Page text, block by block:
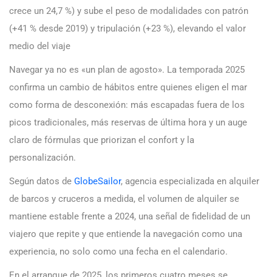
crece un 24,7 %) y sube el peso de modalidades con patrón
(+41 % desde 2019) y tripulación (+23 %), elevando el valor
medio del viaje
Navegar ya no es «un plan de agosto». La temporada 2025
confirma un cambio de hábitos entre quienes eligen el mar
como forma de desconexión: más escapadas fuera de los
picos tradicionales, más reservas de última hora y un auge
claro de fórmulas que priorizan el confort y la
personalización.
Según datos de GlobeSailor, agencia especializada en alquiler
de barcos y cruceros a medida, el volumen de alquiler se
mantiene estable frente a 2024, una señal de fidelidad de un
viajero que repite y que entiende la navegación como una
experiencia, no solo como una fecha en el calendario.